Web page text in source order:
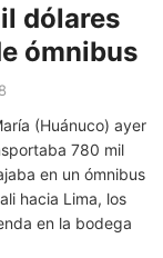
dólares
ómnibus
(Huánuco) ayer
780 mil
en un ómnibus
hacia Lima, los
en la bodega